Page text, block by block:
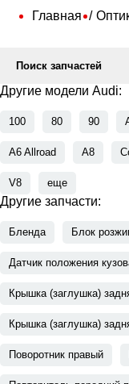
Главная
Поиск запчастей
Другие модели Audi:
100 80 90
A6 Allroad A8
V8 еще
Другие запчасти:
Бленда Блок
Датчик положения
Крышка (заглушка)
Крышка (заглушка)
Поворотник правый